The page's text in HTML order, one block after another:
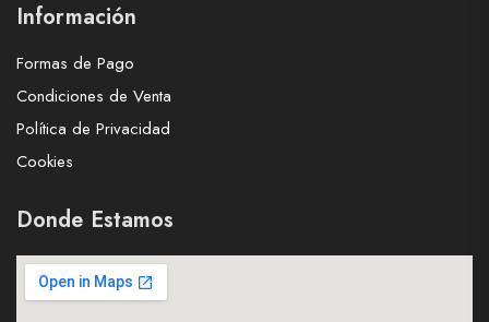
Información
Formas de Pago
Condiciones de Venta
Política de Privacidad
Cookies
Donde Estamos